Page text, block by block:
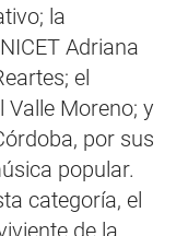
la
Adriana
el
Valle Moreno; y
por sus
popular.
categoría, el